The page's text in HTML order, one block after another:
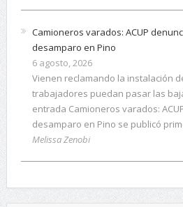
Camioneros varados: ACUP
desamparo en Pino
6 agosto, 2026
Vienen reclamando la instalación
trabajadores puedan pasar las
entrada Camioneros varados:
desamparo en Pino se publicó
Melissa Zenobi